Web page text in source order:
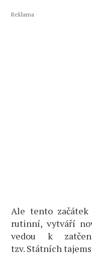
Reklama
Ale tento
rutinní, vytváří
vedou k
tzv. Státních